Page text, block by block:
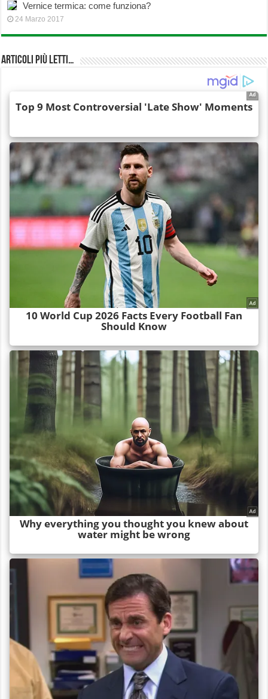
Vernice termica: come funziona?
24 Marzo 2017
Articoli più Letti…